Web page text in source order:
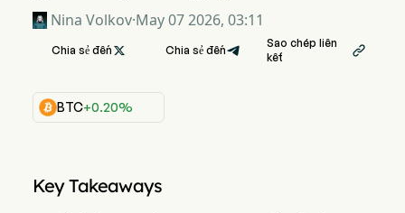
Nina Volkov·May 07 2026, 03:11
Chia sẻ đến  Chia sẻ đến
Sao chép liên
kết

BTC+0.20%
Key Takeaways